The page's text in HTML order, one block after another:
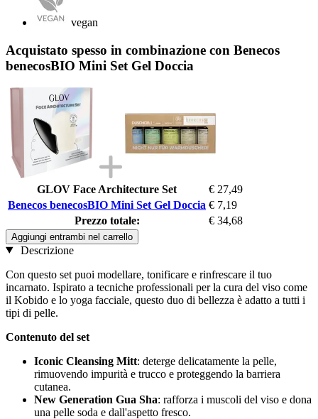
vegan
Acquistato spesso in combinazione con Benecos
benecosBIO Mini Set Gel Doccia
GLOV Face Architecture Set
€ 27,49
Benecos benecosBIO Mini Set Gel Doccia € 7,19
Prezzo totale:
€ 34,68
Aggiungi entrambi nel carrello
Descrizione
Con questo set puoi modellare, tonificare e rinfrescare il tuo
incarnato. Ispirato a tecniche professionali per la cura del viso come
il Kobido e lo yoga facciale, questo duo di bellezza è adatto a tutti i
tipi di pelle.
Contenuto del set
Iconic Cleansing Mitt: deterge delicatamente la pelle,
rimuovendo impurità e trucco e proteggendo la barriera
cutanea.
New Generation Gua Sha: rafforza i muscoli del viso e dona
una pelle soda e dall'aspetto fresco.